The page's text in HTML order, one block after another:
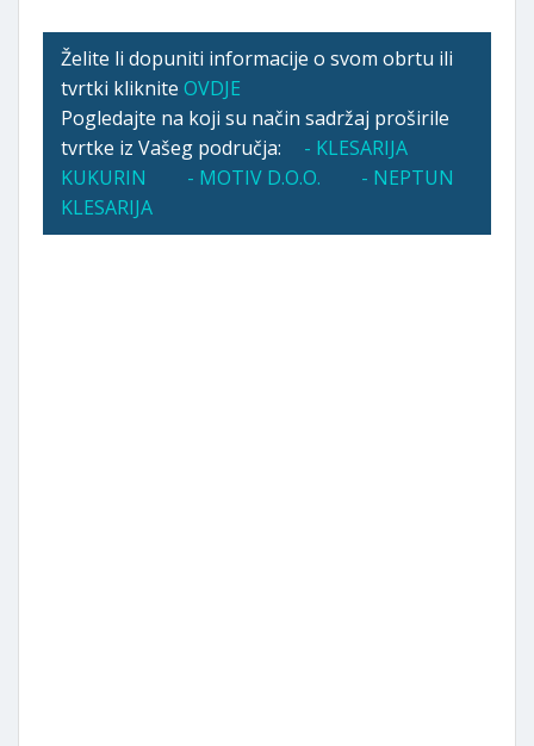
Želite li dopuniti informacije o svom obrtu ili
tvrtki kliknite OVDJE
Pogledajte na koji su način sadržaj proširile
tvrtke iz Vašeg područja:
- KLESARIJA
KUKURIN
- MOTIV D.O.O.
- NEPTUN
KLESARIJA